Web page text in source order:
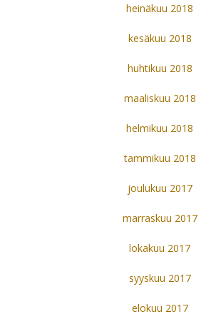
heinäkuu 2018
kesäkuu 2018
huhtikuu 2018
maaliskuu 2018
helmikuu 2018
tammikuu 2018
joulukuu 2017
marraskuu 2017
lokakuu 2017
syyskuu 2017
elokuu 2017